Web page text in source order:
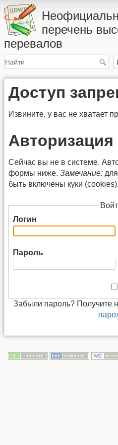
перечень
перевалов
Доступ
Извините, у вас не хватает
Авторизация
Сейчас вы не в системе.
формы ниже. Замечание:
быть включены куки (cookies).
Логин
Пароль
Забыли пароль? Получите